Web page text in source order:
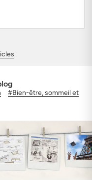
#Bien-être, sommeil et